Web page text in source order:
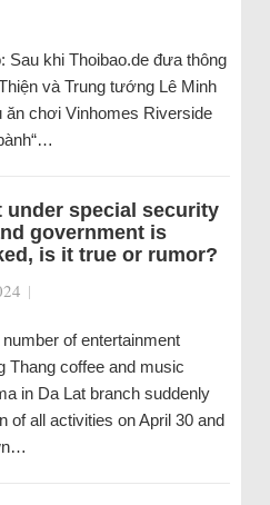
Sau khi Thoibao.de đưa thông
và Trung tướng Lê Minh
ăn chơi Vinhomes Riverside
under special security
government is
is it true or rumor?
|
of entertainment
Thang coffee and music
in Da Lat branch suddenly
of all activities on April 30 and